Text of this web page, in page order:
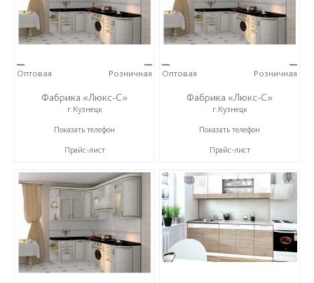
—
Оптовая
—
Розничная
Фабрика «Люкс-С»
г.Кузнецк
+ 7 (999) 748-11-11
Показать телефон
Прайс-лист
—
Оптовая
—
Розничная
Фабрика «Люкс-С»
г.Кузнецк
+ 7 (999) 748-11-11
Показать телефон
Прайс-лист